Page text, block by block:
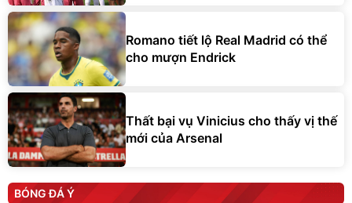
Romano tiết lộ Real Madrid có thể
cho mượn Endrick
Thất bại vụ Vinicius cho thấy vị thế
mới của Arsenal
BÓNG ĐÁ Ý